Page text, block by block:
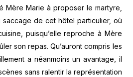
Mère Marie à proposer le martyre,
de cet hôtel particulier, où
puisqu’elle reproche à Mère
son repas. Qu’auront compris les
a néanmoins un avantage, il
sans ralentir la représentation